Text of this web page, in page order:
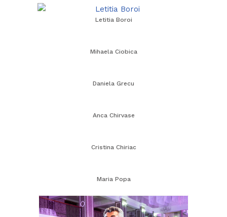
Letitia Boroi
Mihaela Ciobica
Daniela Grecu
Anca Chirvase
Cristina Chiriac
Maria Popa